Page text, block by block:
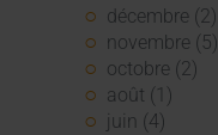
décembre (2)
novembre (5)
octobre (2)
août (1)
juin (4)